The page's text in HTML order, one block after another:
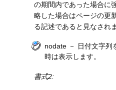
の期間内であった場合に
略した場合はページの更
る記述であると見なされ
nodate － 日付文字列
時は表示します。
書式2: